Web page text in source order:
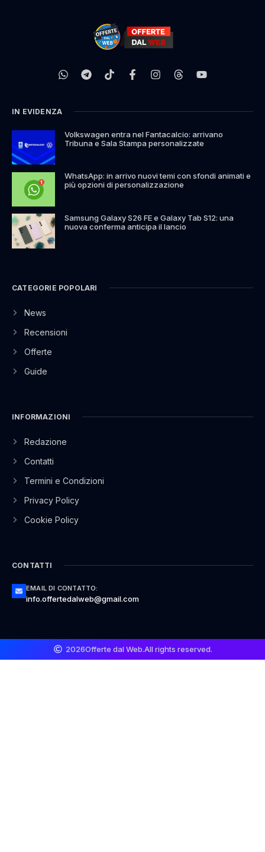
IN EVIDENZA
Volkswagen entra nel Fantacalcio: arrivano
Tribuna e Sala Stampa personalizzate
WhatsApp: in arrivo nuovi temi con sfondi animati e
più opzioni di personalizzazione
Samsung Galaxy S26 FE e Galaxy Tab S12: una
nuova conferma anticipa il lancio
CATEGORIE POPOLARI
News
Recensioni
Offerte
Guide
INFORMAZIONI
Redazione
Contatti
Termini e Condizioni
Privacy Policy
Cookie Policy
CONTATTI
EMAIL DI CONTATTO:
info.offertedalweb@gmail.com
2026Offerte dal Web.All rights reserved.